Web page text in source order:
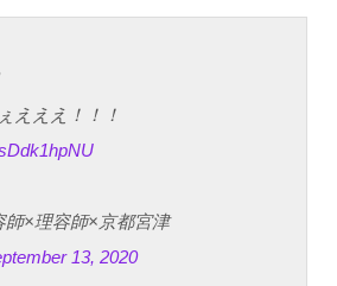
えええ！！！
×理容師×京都宮津
13, 2020